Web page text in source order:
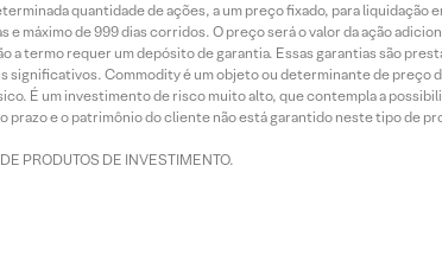
quantidade de ações, a um preço fixado, para liquidação
máximo de 999 dias corridos. O preço será o valor da ação
termo requer um depósito de garantia. Essas garantias são
significativos. Commodity é um objeto ou determinante de
É um investimento de risco muito alto, que contempla a
e o patrimônio do cliente não está garantido neste tipo de
PRODUTOS DE INVESTIMENTO.